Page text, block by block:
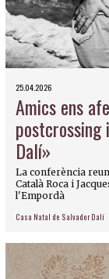
25.04.2026
Amics ens
Dalí»
La conferència
Català Roca i
l'Empordà
Casa Natal de Salvador Dalí